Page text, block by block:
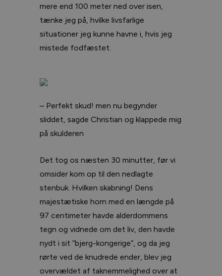
mere end 100 meter ned over isen,
tænke jeg på, hvilke livsfarlige
situationer jeg kunne havne i, hvis jeg
mistede fodfæstet.
– Perfekt skud! men nu begynder
sliddet, sagde Christian og klappede mig
på skulderen
Det tog os næsten 30 minutter, før vi
omsider kom op til den nedlagte
stenbuk. Hvilken skabning! Dens
majestætiske horn med en længde på
97 centimeter havde alderdommens
tegn og vidnede om det liv, den havde
nydt i sit ”bjerg-kongerige”, og da jeg
rørte ved de knudrede ender, blev jeg
overvældet af taknemmelighed over at